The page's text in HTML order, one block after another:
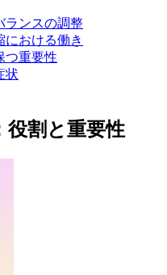
ランスの調整
における働き
つ重要性
状
役割と重要性